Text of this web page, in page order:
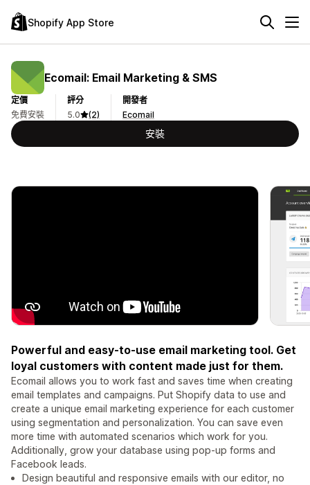
Shopify App Store
Ecomail: Email Marketing & SMS
定價
免費安裝
評分
5.0
(2)
開發者
Ecomail
安裝
Powerful and easy-to-use email marketing tool. Get
loyal customers with content made just for them.
Ecomail allows you to work fast and saves time when creating
email templates and campaigns. Put Shopify data to use and
create a unique email marketing experience for each customer
using segmentation and personalization. You can save even
more time with automated scenarios which work for you.
Additionally, grow your database using pop-up forms and
Facebook leads.
Design beautiful and responsive emails with our editor, no